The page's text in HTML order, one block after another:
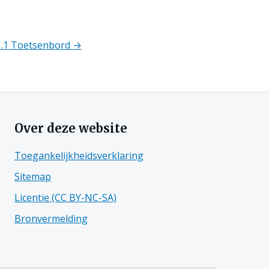
Toetsenbord →
Over deze website
Toegankelijkheidsverklaring
Sitemap
Licentie (CC BY-NC-SA)
Bronvermelding